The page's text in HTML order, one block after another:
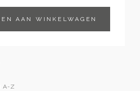
AAN WINKELWAGEN
A-Z